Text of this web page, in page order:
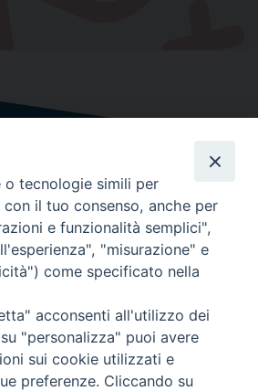
tecnologie simili per
il tuo consenso, anche per
e funzionalità semplici",
"misurazione" e
come specificato nella
acconsenti all'utilizzo dei
"personalizza" puoi avere
sui cookie utilizzati e
preferenze. Cliccando su